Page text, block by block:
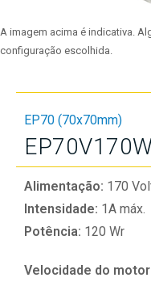
A imagem acima é indicativa.
configuração escolhida.
EP70 (70x70mm)
Alimentação: 170
Intensidade: 1A máx.
Potência: 120 Wr
Velocidade do